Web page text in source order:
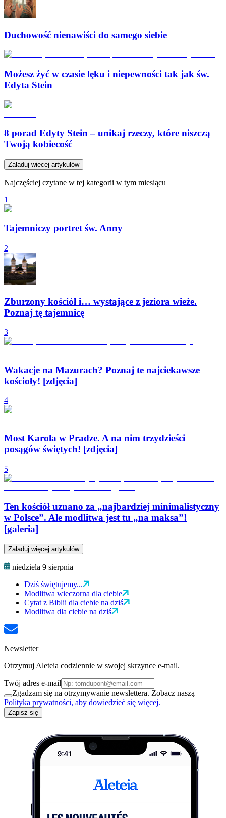
Duchowość nienawiści do samego siebie
Możesz żyć w czasie lęku i niepewności tak jak św.
Edyta Stein
8 porad Edyty Stein – unikaj rzeczy, które niszczą
Twoją kobiecość
Załaduj więcej artykułów
Najczęściej czytane w tej kategorii w tym miesiącu
1
Tajemniczy portret św. Anny
2
Zburzony kościół i… wystające z jeziora wieże.
Poznaj tę tajemnicę
3
Wakacje na Mazurach? Poznaj te najciekawsze
kościoły! [zdjęcia]
4
Most Karola w Pradze. A na nim trzydzieści
posągów świętych! [zdjęcia]
5
Ten kościół uznano za „najbardziej minimalistyczny
w Polsce”. Ale modlitwa jest tu „na maksa”!
[galeria]
Załaduj więcej artykułów
niedziela 9 sierpnia
Dziś świętujemy...
Modlitwa wieczorna dla ciebie
Cytat z Biblii dla ciebie na dziś
Modlitwa dla ciebie na dziś
Newsletter
Otrzymuj Aleteia codziennie w swojej skrzynce e-mail.
Twój adres e-mail
Zgadzam się na otrzymywanie newslettera. Zobacz naszą
Polityka prywatności, aby dowiedzieć się więcej.
Zapisz się